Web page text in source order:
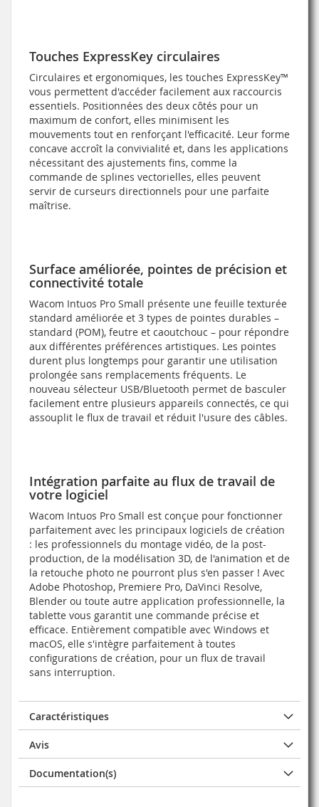
Touches ExpressKey circulaires
Circulaires et ergonomiques, les touches ExpressKey™
vous permettent d'accéder facilement aux raccourcis
essentiels. Positionnées des deux côtés pour un
maximum de confort, elles minimisent les
mouvements tout en renforçant l'efficacité. Leur forme
concave accroît la convivialité et, dans les applications
nécessitant des ajustements fins, comme la
commande de splines vectorielles, elles peuvent
servir de curseurs directionnels pour une parfaite
maîtrise.
Surface améliorée, pointes de précision et
connectivité totale
Wacom Intuos Pro Small présente une feuille texturée
standard améliorée et 3 types de pointes durables –
standard (POM), feutre et caoutchouc – pour répondre
aux différentes préférences artistiques. Les pointes
durent plus longtemps pour garantir une utilisation
prolongée sans remplacements fréquents. Le
nouveau sélecteur USB/Bluetooth permet de basculer
facilement entre plusieurs appareils connectés, ce qui
assouplit le flux de travail et réduit l'usure des câbles.
Intégration parfaite au flux de travail de
votre logiciel
Wacom Intuos Pro Small est conçue pour fonctionner
parfaitement avec les principaux logiciels de création
: les professionnels du montage vidéo, de la post-
production, de la modélisation 3D, de l'animation et de
la retouche photo ne pourront plus s'en passer ! Avec
Adobe Photoshop, Premiere Pro, DaVinci Resolve,
Blender ou toute autre application professionnelle, la
tablette vous garantit une commande précise et
efficace. Entièrement compatible avec Windows et
macOS, elle s'intègre parfaitement à toutes
configurations de création, pour un flux de travail
sans interruption.
Caractéristiques
Avis
Documentation(s)